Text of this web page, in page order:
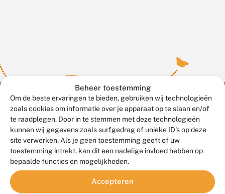
Beheer toestemming
Om de beste ervaringen te bieden, gebruiken wij technologieën
zoals cookies om informatie over je apparaat op te slaan en/of
te raadplegen. Door in te stemmen met deze technologieën
kunnen wij gegevens zoals surfgedrag of unieke ID's op deze
site verwerken. Als je geen toestemming geeft of uw
toestemming intrekt, kan dit een nadelige invloed hebben op
bepaalde functies en mogelijkheden.
Accepteren
Contact
Veelgestelde vragen
Meld waarnemingen© 2026 Vlinderstichting
Duurzaam ontwikkeld door
Go2People
, ontworpen door
Blue Field Agency
Privacy
Disclaimer
Sitemap